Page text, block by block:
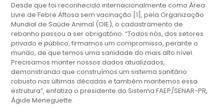
Desde que foi reconhecido internacionalmente como Área
Livre de Febre Aftosa sem vacinação [1], pela Organização
Mundial de Saúde Animal (OIE), o cadastramento de
rebanho passou a ser obrigatório. “Todos nós, dos setores
privado e público, firmamos um compromisso, perante o
mundo, de que temos uma sanidade do mais alto nível.
Precisamos manter nossos dados atualizados,
demonstrando que construímos um sistema sanitário
robusto nas últimas décadas e também mantemos essa
estrutura”, enfatiza o presidente do Sistema FAEP/SENAR-PR,
Ágide Meneguette.